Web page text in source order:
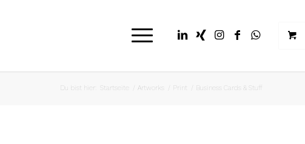
Du bist hier: Startseite Artworks Print Business Cards & Stuff